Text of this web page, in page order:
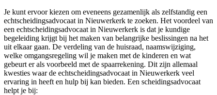
Je kunt ervoor kiezen om eveneens gezamenlijk als zelfstandig een
echtscheidingsadvocaat in Nieuwerkerk te zoeken. Het voordeel van
een echtscheidingsadvocaat in Nieuwerkerk is dat je kundige
begeleiding krijgt bij het maken van belangrijke beslissingen na het
uit elkaar gaan. De verdeling van de huisraad, naamswijziging,
welke omgangsregeling wil je maken met de kinderen en wat
gebeurt er als voorbeeld met de spaarrekening. Dit zijn allemaal
kwesties waar de echtscheidingsadvocaat in Nieuwerkerk veel
ervaring in heeft en hulp bij kan bieden. Een scheidingsadvocaat
helpt je bij: